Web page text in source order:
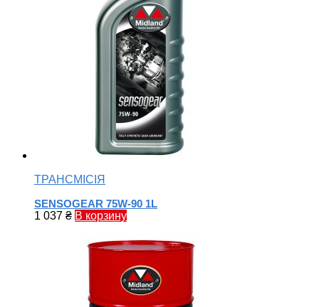
ТРАНСМІСІЯ
SENSOGEAR 75W-90 1L
1 037 ₴ В корзину